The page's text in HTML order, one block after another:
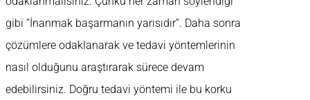
gibi ‘’İnanmak başarmanın yarısıdır’’. Daha sonra
çözümlere odaklanarak ve tedavi yöntemlerinin
nasıl olduğunu araştırarak sürece devam
edebilirsiniz. Doğru tedavi yöntemi ile bu korku